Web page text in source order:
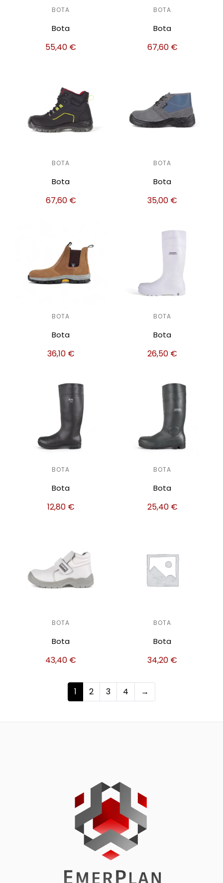
BOTA
Bota
55,40 €
BOTA
Bota
67,60 €
BOTA
Bota
67,60 €
BOTA
Bota
35,00 €
BOTA
Bota
36,10 €
BOTA
Bota
26,50 €
BOTA
Bota
12,80 €
BOTA
Bota
25,40 €
BOTA
Bota
43,40 €
BOTA
Bota
34,20 €
1 2 3 4 →